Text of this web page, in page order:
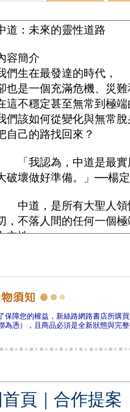
保障您的權益，新絲路網路書店所購
為憑），且商品必須是全新狀態與完
頁 ｜ 合作提案